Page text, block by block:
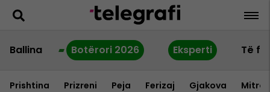
Ballina Botërori 2026 Eksperti Të
Prishtina Prizreni Peja Ferizaj Gjakova